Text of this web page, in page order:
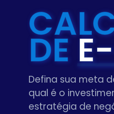
DE
Defina sua meta
qual é o
estratégia de